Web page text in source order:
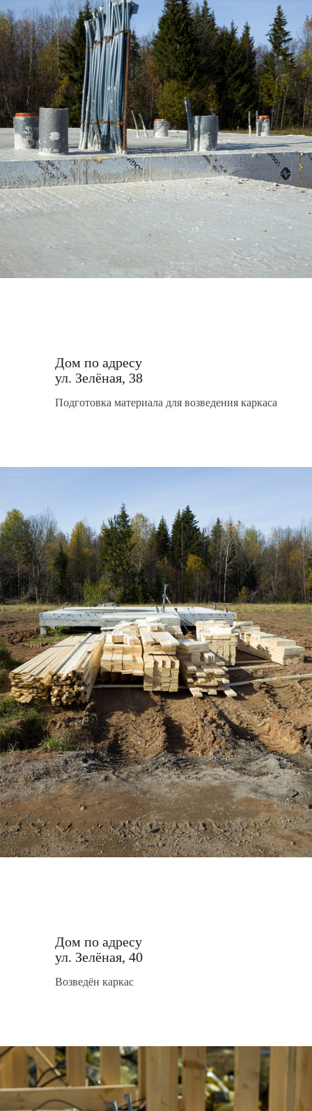
Подготовка материала для возведения каркаса
Дом по адресу
ул. Зелёная, 38
Возведён каркас
Дом по адресу
ул. Зелёная, 40